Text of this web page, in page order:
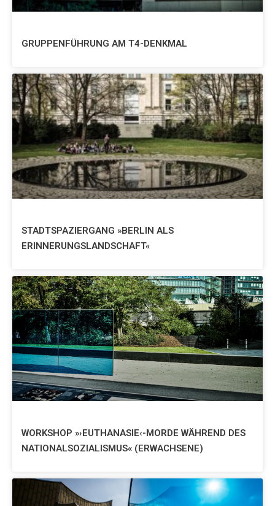
GRUPPENFÜHRUNG AM T4-DENKMAL
STADTSPAZIERGANG »BERLIN ALS
ERINNERUNGSLANDSCHAFT«
WORKSHOP »›EUTHANASIE‹-MORDE WÄHREND DES
NATIONALSOZIALISMUS« (ERWACHSENE)